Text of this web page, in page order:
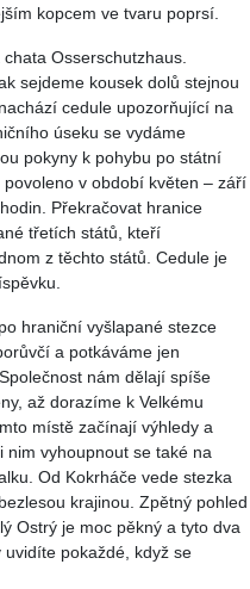
kopcem ve tvaru poprsí.
Osserschutzhaus.
sejdeme kousek dolů stejnou
cedule upozorňující na
úseku se vydáme
pokyny k pohybu po státní
v období květen – září
Překračovat hranice
třetích států, kteří
z těchto států. Cedule je
hraniční vyšlapané stezce
a potkáváme jen
nám dělají spíše
až dorazíme k Velkému
místě začínají výhledy a
nim vyhoupnout se také na
Od Kokrháče vede stezka
krajinou. Zpětný pohled
Ostrý je moc pěkný a tyto dva
uvidíte pokaždé, když se